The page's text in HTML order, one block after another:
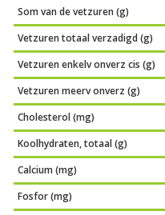
Som van de vetzuren (g)
Vetzuren totaal verzadigd (g)
Vetzuren enkelv onverz cis (g)
Vetzuren meerv onverz (g)
Cholesterol (mg)
Koolhydraten, totaal (g)
Calcium (mg)
Fosfor (mg)